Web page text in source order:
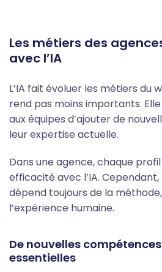
Les métiers des
avec l’IA
L’IA fait évoluer les métiers du
rend pas moins importants.
aux équipes d’ajouter de
leur expertise actuelle.
Dans une agence, chaque
efficacité avec l’IA.
dépend toujours de la
l’expérience humaine.
De nouvelles
essentielles